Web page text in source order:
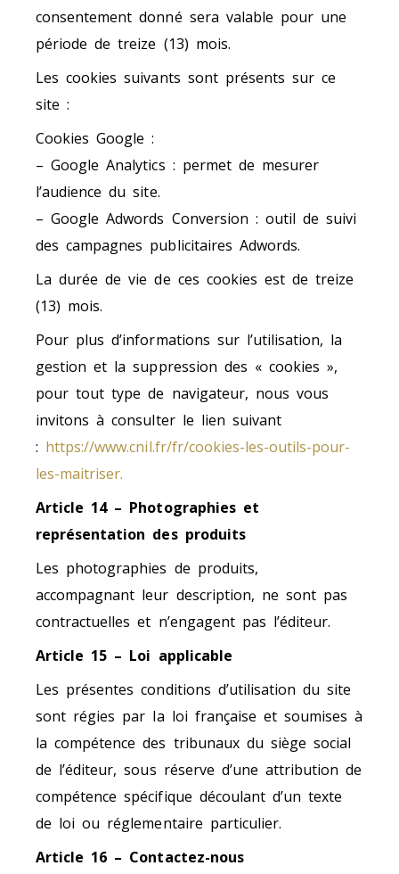
consentement donné sera valable pour une
période de treize (13) mois.
Les cookies suivants sont présents sur ce
site :
Cookies Google :
– Google Analytics : permet de mesurer
l’audience du site.
– Google Adwords Conversion : outil de suivi
des campagnes publicitaires Adwords.
La durée de vie de ces cookies est de treize
(13) mois.
Pour plus d’informations sur l’utilisation, la
gestion et la suppression des « cookies »,
pour tout type de navigateur, nous vous
invitons à consulter le lien suivant
: https://www.cnil.fr/fr/cookies-les-outils-pour-
les-maitriser.
Article 14 – Photographies et
représentation des produits
Les photographies de produits,
accompagnant leur description, ne sont pas
contractuelles et n’engagent pas l’éditeur.
Article 15 – Loi applicable
Les présentes conditions d’utilisation du site
sont régies par la loi française et soumises à
la compétence des tribunaux du siège social
de l’éditeur, sous réserve d’une attribution de
compétence spécifique découlant d’un texte
de loi ou réglementaire particulier.
Article 16 – Contactez-nous